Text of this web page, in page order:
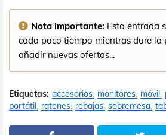
Nota importante: Esta entrada
cada poco tiempo mientras dure la
añadir nuevas ofertas...
Etiquetas: accesorios monitores móvil
portátil ratones rebajas sobremesa